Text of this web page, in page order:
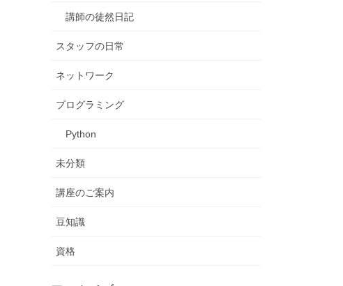
講師の徒然日記
スタッフの日常
ネットワーク
プログラミング
Python
未分類
講座のご案内
豆知識
資格